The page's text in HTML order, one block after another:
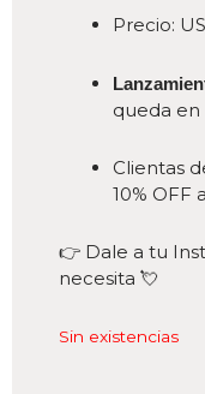
Precio:
queda en
Clientas
10% OFF
👉 Dale a tu
necesita 💘
Sin existencias